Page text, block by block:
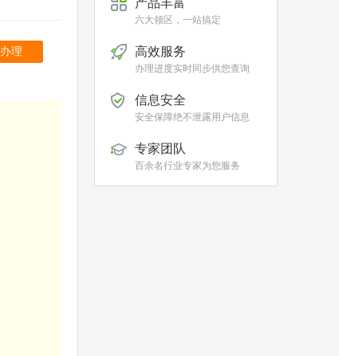
办理
产品丰富
六大领区，一站搞定
高效服务
办理进度实时同步供您查询
信息安全
安全保障绝不泄露用户信息
专家团队
百余名行业专家为您服务